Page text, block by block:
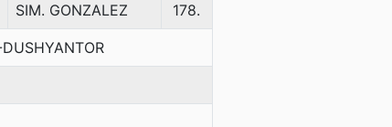
SIM. GONZALEZ 178.